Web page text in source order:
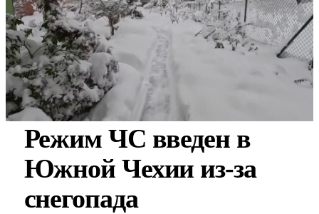
Режим ЧС введен в
Южной Чехии из-за
снегопада